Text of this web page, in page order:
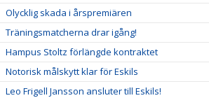
Olycklig skada i årspremiären
Träningsmatcherna drar igång!
Hampus Stoltz förlängde kontraktet
Notorisk målskytt klar för Eskils
Leo Frigell Jansson ansluter till Eskils!